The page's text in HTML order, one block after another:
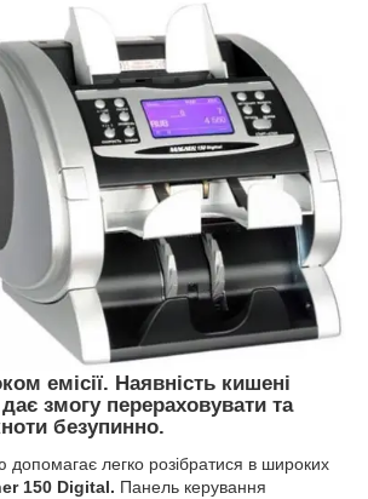
емісії. Наявність кишені
змогу перераховувати та
безупинно.
легко розібратися в широких
150 Digital. Панель керування